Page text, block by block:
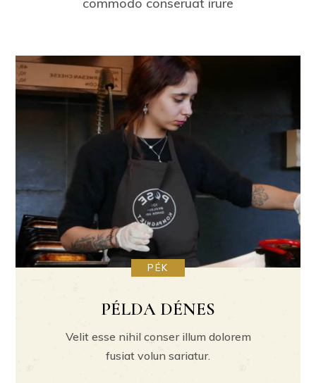
PÉK
PÉLDA DÉNES
Velit esse nihil conser illum dolorem
fusiat volun sariatur.